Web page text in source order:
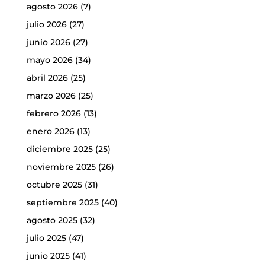
agosto 2026(7)
julio 2026(27)
junio 2026(27)
mayo 2026(34)
abril 2026(25)
marzo 2026(25)
febrero 2026(13)
enero 2026(13)
diciembre 2025(25)
noviembre 2025(26)
octubre 2025(31)
septiembre 2025(40)
agosto 2025(32)
julio 2025(47)
junio 2025(41)